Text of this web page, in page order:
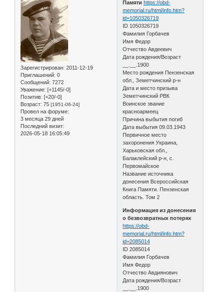
Зарегистрирован: 2011-12-19
Приглашений: 0
Сообщений: 7272
Уважение: [+1145/-0]
Позитив: [+20/-0]
Возраст: 75 [1951-06-24]
Провел на форуме:
3 месяца 29 дней
Последний визит:
2026-05-18 16:05:49
Памяти https://obd-
memorial.ru/html/info.htm?
id=1050326719
ID 1050326719
Фамилия Горбачев
Имя Федор
Отчество Авдеевич
Дата рождения/Возраст
__.__.1900
Место рождения Пензенская
обл., Земетчинский р-н
Дата и место призыва
Земетчинский РВК
Воинское звание
красноармеец
Причина выбытия погиб
Дата выбытия 09.03.1943
Первичное место
захоронения Украина,
Харьковская обл.,
Балаклейский р-н, с.
Первомайское
Название источника
донесения Всероссийская
Книга Памяти. Пензенская
область. Том 2
Информация из донесения
о безвозвратных потерях
https://obd-
memorial.ru/html/info.htm?
id=2085014
ID 2085014
Фамилия Горбачев
Имя Федор
Отчество Авдиянович
Дата рождения/Возраст
__.__.1900